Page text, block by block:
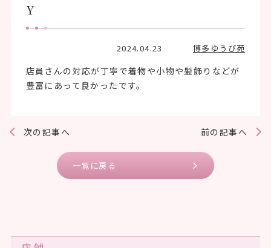
Y
2024.04.23 博多ゆうび苑
店員さんの対応が丁寧で着物や小物や髪飾りなどが
豊富にあって良かったです。
前の記事へ
次の記事へ
一覧に戻る